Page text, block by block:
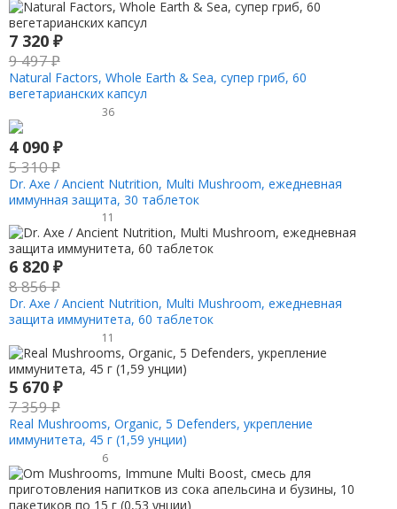
7 320 ₽
9 497₽
Natural Factors, Whole Earth & Sea, супер гриб, 60
вегетарианских капсул
36
4 090 ₽
5 310₽
Dr. Axe / Ancient Nutrition, Multi Mushroom, ежедневная
иммунная защита, 30 таблеток
11
6 820 ₽
8 856₽
Dr. Axe / Ancient Nutrition, Multi Mushroom, ежедневная
защита иммунитета, 60 таблеток
11
5 670 ₽
7 359₽
Real Mushrooms, Organic, 5 Defenders, укрепление
иммунитета, 45 г (1,59 унции)
6